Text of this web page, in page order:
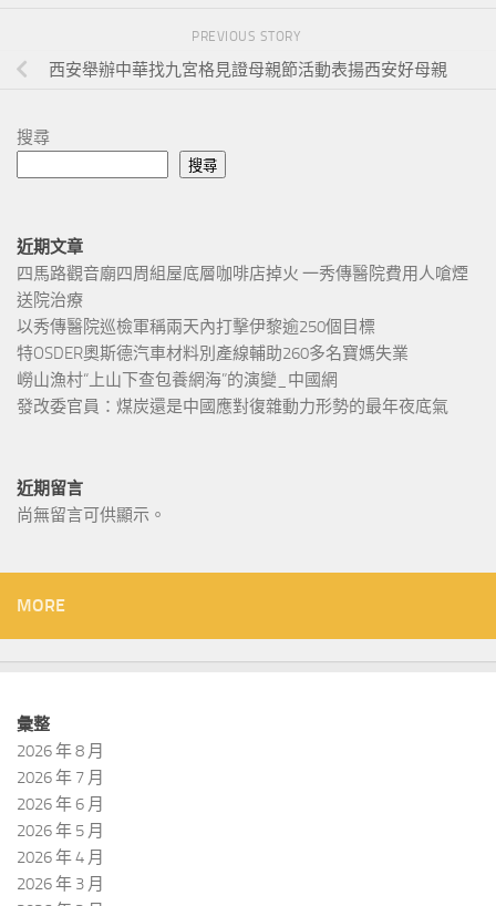
PREVIOUS STORY
西安舉辦中華找九宮格見證母親節活動表揚西安好母親
搜尋
搜尋
近期文章
四馬路觀音廟四周組屋底層咖啡店掉火 一秀傳醫院費用人嗆煙
送院治療
以秀傳醫院巡檢軍稱兩天內打擊伊黎逾250個目標
特OSDER奧斯德汽車材料別產線輔助260多名寶媽失業
嶗山漁村“上山下查包養網海”的演變_中國網
發改委官員：煤炭還是中國應對復雜動力形勢的最年夜底氣
近期留言
尚無留言可供顯示。
MORE
彙整
2026 年 8 月
2026 年 7 月
2026 年 6 月
2026 年 5 月
2026 年 4 月
2026 年 3 月